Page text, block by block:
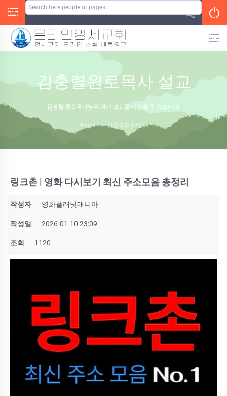
김충렬원로목사 설교
김충렬 원로목사님의 과거 설교를 시청할 수 있습니다.
Home / 김충렬원로목사
링크촌 | 영화 다시보기 최신 주소모음 총정리
작성자 영화플래닛매니아
작성일 2026-01-10 23:09
조회 1120